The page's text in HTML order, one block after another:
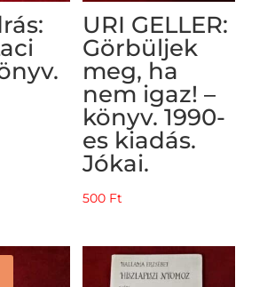
URI GELLER:
Görbüljek
meg, ha
nem igaz! –
könyv. 1990-
es kiadás.
Jókai.
500 Ft